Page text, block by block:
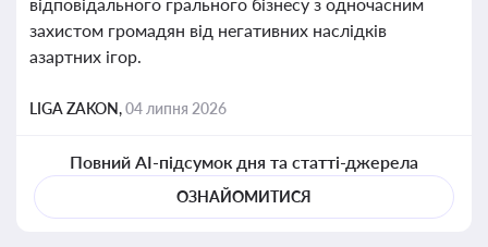
захистом громадян від негативних наслідків
азартних ігор.
LIGA ZAKON,04 липня 2026
Повний AI-підсумок дня та статті-джерела
ОЗНАЙОМИТИСЯ